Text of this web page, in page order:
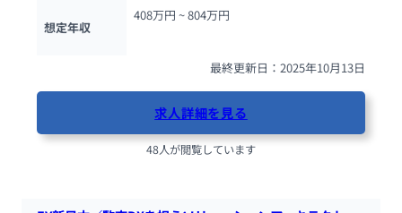
想定年収
408万円 ~ 804万円
最終更新日：2025年10月13日
求人詳細を見る
48人が閲覧しています